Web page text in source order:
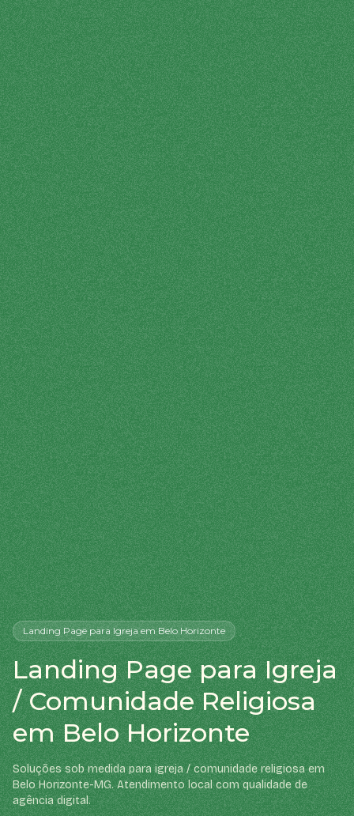
Landing Pagepara Igrejaem Belo Horizonte
Landing Page para Igreja
/ Comunidade Religiosa
em Belo Horizonte
Soluções sob medida para igreja / comunidade religiosa em
Belo Horizonte-MG. Atendimento local com qualidade de
agência digital.